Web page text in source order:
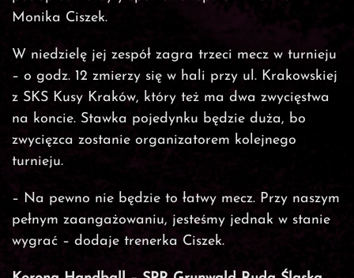
Monika Ciszek.
W niedzielę jej zespół zagra trzeci mecz w turnieju
– o godz. 12 zmierzy się w hali przy ul. Krakowskiej
z SKS Kusy Kraków, który też ma dwa zwycięstwa
na koncie. Stawka pojedynku będzie duża, bo
zwycięzca zostanie organizatorem kolejnego
turnieju.
– Na pewno nie będzie to łatwy mecz. Przy naszym
pełnym zaangażowaniu, jesteśmy jednak w stanie
wygrać – dodaje trenerka Ciszek.